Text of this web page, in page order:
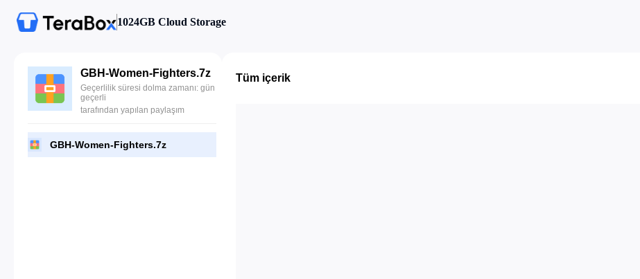
1024GB Cloud Storage
GBH-Women-Fighters.7z
Geçerlilik süresi dolma zamanı: gün
geçerli
tarafından yapılan paylaşım
GBH-Women-Fighters.7z
Tüm içerik